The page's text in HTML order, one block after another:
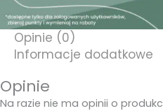
Opinie (0)
Informacje dodatkowe
Opinie
Na razie nie ma opinii o